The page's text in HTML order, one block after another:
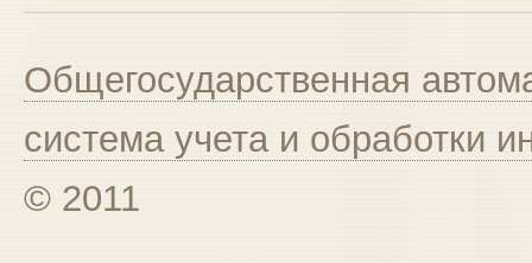
Общегосударственная
система учета и обработки
© 2011